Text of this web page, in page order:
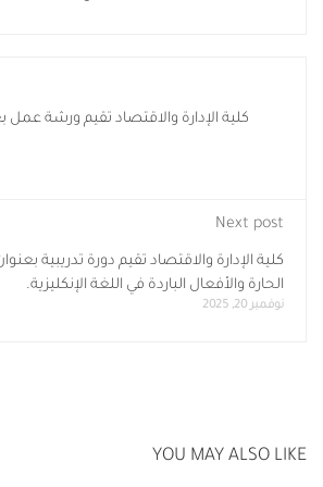
كلية الإدارة والاقتصاد تقيم ورشة عمل
Next post
كلية الإدارة والاقتصاد تقيم دورة تدريبية
الحارة والأفعال الباردة في اللغة الإنكليزية.
نوفمبر 20, 2025
YOU MAY ALSO LIKE